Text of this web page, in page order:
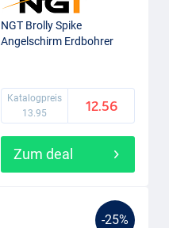
NGT Brolly Spike
Angelschirm Erdbohrer
Katalogpreis
13.95
12.56
Zum deal
-25%